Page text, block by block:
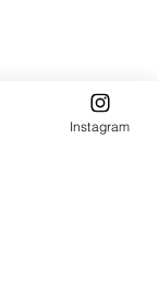
Instagram